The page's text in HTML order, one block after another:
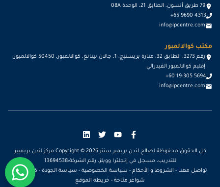
79 طريق أنسون، الطابق 21، الوحدة 08A
+65 9690 4313
info@lpcentre.com
مكتب كوالالمبور
رقم 3273، الطابق 32، منارة بريستيج، 1، جالان بينانغ، كوالالمبور، 50450 كوالالمبور،
إقليم كوالالمبور الفيدرالي
+60 19-305 5694
info@lpcentre.com
كل الحقوق محفوظة لصالح لندن بريمير سنتر Copyright ©2026
مركز لندن بريميير
للتدريب، مسجل في إنجلترا وويلز، رقم الشركة:13694538
تواصل معنا - الشروط و الأحكام - سياسة الخصوصية - سياسة الجودة - كن مدرباً -
شواغر متاحة - خريطة الموقع